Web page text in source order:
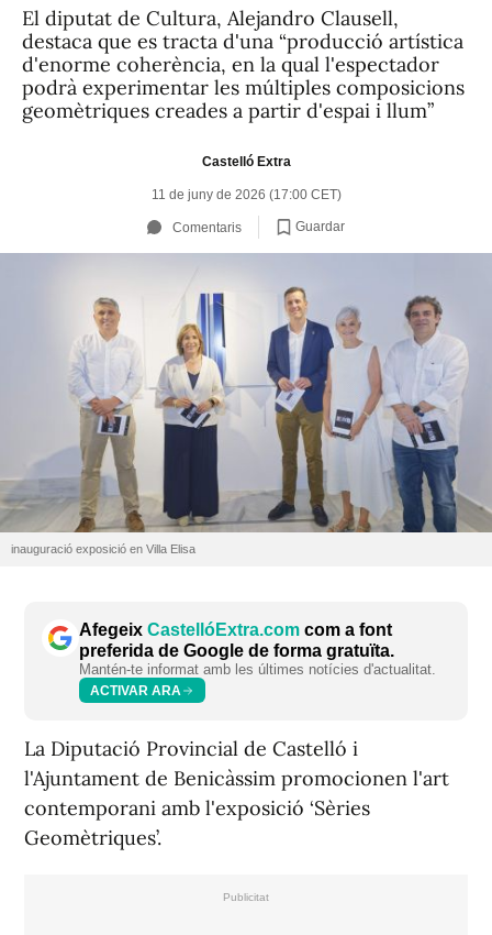
El diputat de Cultura, Alejandro Clausell,
destaca que es tracta d'una “producció artística
d'enorme coherència, en la qual l'espectador
podrà experimentar les múltiples composicions
geomètriques creades a partir d'espai i llum”
Castelló Extra
11 de juny de 2026 (17:00 CET)
Comentaris Guardar
inauguració exposició en Villa Elisa
Afegeix CastellóExtra.com com a font
preferida de Google de forma gratuïta.
Mantén-te informat amb les últimes notícies d'actualitat.
ACTIVAR ARA
La Diputació Provincial de Castelló i
l'Ajuntament de Benicàssim promocionen l'art
contemporani amb l'exposició ‘Sèries
Geomètriques’.